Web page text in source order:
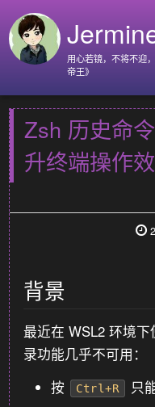
用心若镜，不将不迎
帝王》
首页
Github
Go语言标准库
关于我
Zsh 历史命
升终端操作
背景
最近在 WSL2 环境
录功能几乎不可用：
按
Ctrl+R
只